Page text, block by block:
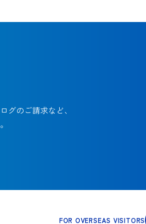
グのご請求など、
FOR OVERSEAS VISITORS